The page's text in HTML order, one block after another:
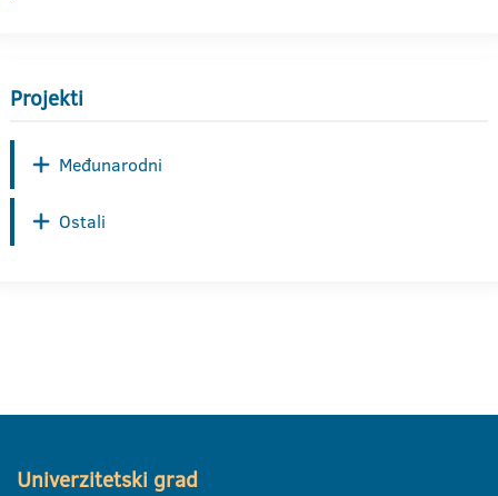
Projekti
Međunarodni
Ostali
Univerzitetski grad